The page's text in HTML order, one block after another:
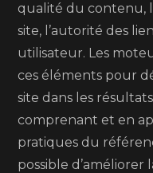
qualité du contenu,
site, l’autorité des
utilisateur. Les
ces éléments pour
site dans les
comprenant et en
pratiques du
possible d’améliorer